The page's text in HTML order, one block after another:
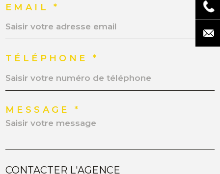
EMAIL *
TÉLÉPHONE *
MESSAGE *
CONTACTER L'AGENCE